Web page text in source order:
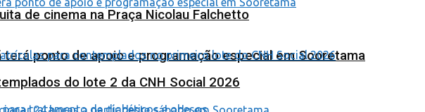
terá ponto de apoio e programação especial em Sooretama
de cinema na Praça Nicolau Falchetto
do lote 2 da CNH Social 2026